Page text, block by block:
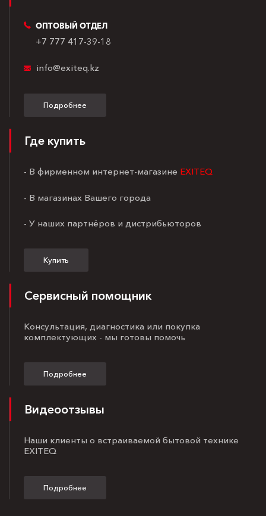
ОПТОВЫЙ ОТДЕЛ
+7 777 417-39-18
info@exiteq.kz
Подробнее
Где купить
- В фирменном интернет-магазине EXITEQ
- В магазинах Вашего города
- У наших партнёров и дистрибьюторов
Купить
Сервисный помощник
Консультация, диагностика или покупка
комплектующих - мы готовы помочь
Подробнее
Видеоотзывы
Наши клиенты о встраиваемой бытовой технике
EXITEQ
Подробнее